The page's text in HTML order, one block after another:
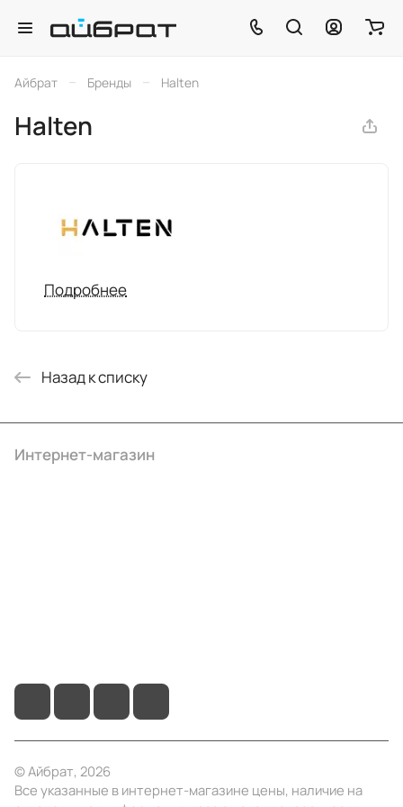
Айбрат – Бренды – Halten
Halten
Подробнее
Назад к списку
Интернет-магазин
© Айбрат, 2026
Все указанные в интернет-магазине цены, наличие на